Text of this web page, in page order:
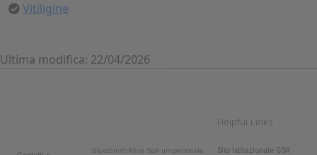
Vitiligine
Ultima modifica: 22/04/2026
Helpful Links
GlaxoSmithKline SpA unipersonale
Sito Istituzionale GSK